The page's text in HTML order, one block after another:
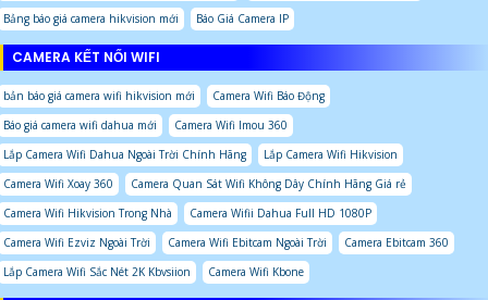
Bảng báo giá camera hikvision mới
Báo Giá Camera IP
CAMERA KẾT NỐI WIFI
bản báo giá camera wifi hikvision mới
Camera Wifi Báo Động
Báo giá camera wifi dahua mới
Camera Wifi Imou 360
Lắp Camera Wifi Dahua Ngoài Trời Chính Hãng
Lắp Camera Wifi Hikvision
Camera Wifi Xoay 360
Camera Quan Sát Wifi Không Dây Chính Hãng Giá rẻ
Camera Wifi Hikvision Trong Nhà
Camera Wifii Dahua Full HD 1080P
Camera Wifi Ezviz Ngoài Trời
Camera Wifi Ebitcam Ngoài Trời
Camera Ebitcam 360
Lắp Camera Wifi Sắc Nét 2K Kbvsiion
Camera Wifi Kbone